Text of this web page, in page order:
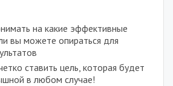
на какие эффективные
вы можете опираться для
ставить цель, которая будет
в любом случае!